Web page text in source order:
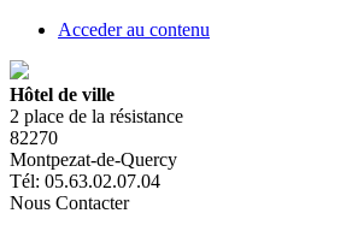
Acceder au contenu
Hôtel de ville
2 place de la résistance
82270
Montpezat-de-Quercy
Tél: 05.63.02.07.04
Nous Contacter